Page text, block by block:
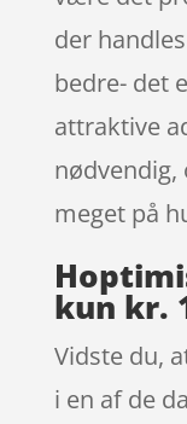
der
bedre- det
attraktive
nødvendig,
meget på
kun kr.
Vidste du,
i en af de